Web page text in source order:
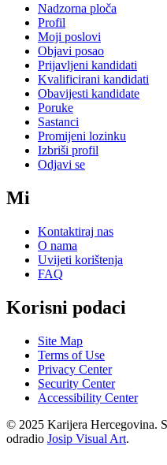
Nadzorna ploča
Profil
Moji poslovi
Objavi posao
Prijavljeni kandidati
Kvalificirani kandidati
Obavijesti kandidate
Poruke
Sastanci
Promijeni lozinku
Izbriši profil
Odjavi se
Mi
Kontaktiraj nas
O nama
Uvijeti korištenja
FAQ
Korisni podaci
Site Map
Terms of Use
Privacy Center
Security Center
Accessibility Center
© 2025 Karijera Hercegovina.
odradio Josip Visual Art.